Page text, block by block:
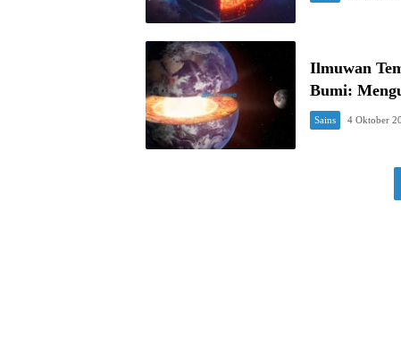
Ilmuwan
Bumi:
Sains 4 Oktober